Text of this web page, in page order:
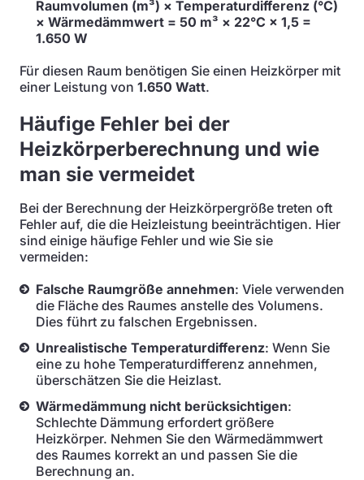
Raumvolumen (m³) × Temperaturdifferenz (°C)
× Wärmedämmwert = 50 m³ × 22°C × 1,5 =
1.650 W
Für diesen Raum benötigen Sie einen Heizkörper mit
einer Leistung von 1.650 Watt.
Häufige Fehler bei der
Heizkörperberechnung und wie
man sie vermeidet
Bei der Berechnung der Heizkörpergröße treten oft
Fehler auf, die die Heizleistung beeinträchtigen. Hier
sind einige häufige Fehler und wie Sie sie
vermeiden:
Falsche Raumgröße annehmen: Viele verwenden
die Fläche des Raumes anstelle des Volumens.
Dies führt zu falschen Ergebnissen.
Unrealistische Temperaturdifferenz: Wenn Sie
eine zu hohe Temperaturdifferenz annehmen,
überschätzen Sie die Heizlast.
Wärmedämmung nicht berücksichtigen:
Schlechte Dämmung erfordert größere
Heizkörper. Nehmen Sie den Wärmedämmwert
des Raumes korrekt an und passen Sie die
Berechnung an.